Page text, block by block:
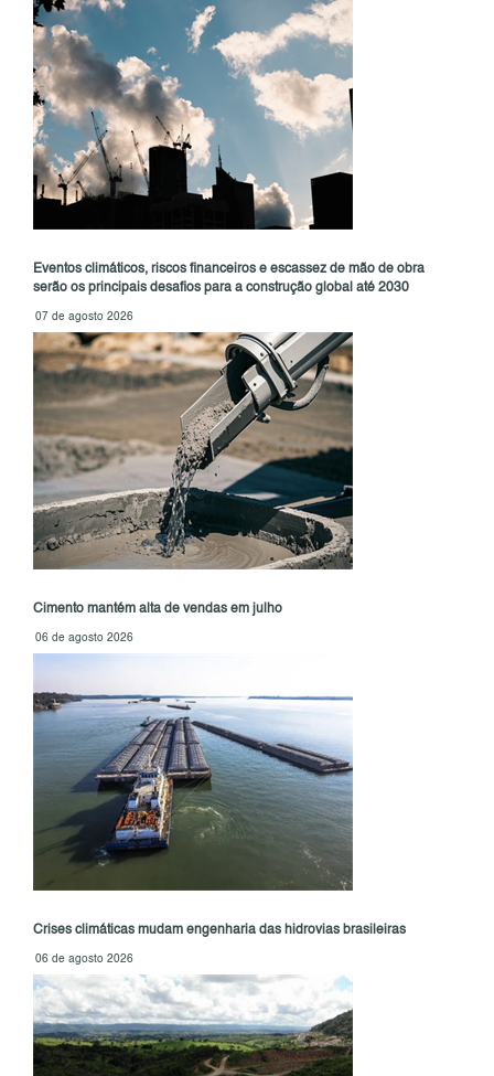
Eventos climáticos, riscos financeiros e escassez de mão de obra
serão os principais desafios para a construção global até 2030
07 de agosto 2026
Cimento mantém alta de vendas em julho
06 de agosto 2026
Crises climáticas mudam engenharia das hidrovias brasileiras
06 de agosto 2026